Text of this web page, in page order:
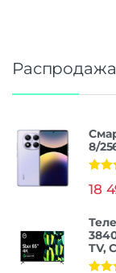
Распродажа
8/
из 5
18
TV,